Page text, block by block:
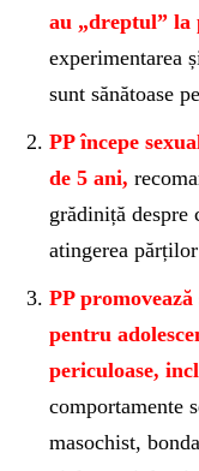
au „dreptul” la
experimentarea
sunt sănătoase
PP începe
de 5 ani,
grădiniță despre
atingerea
PP
pentru
periculoase,
comportamente
masochist,